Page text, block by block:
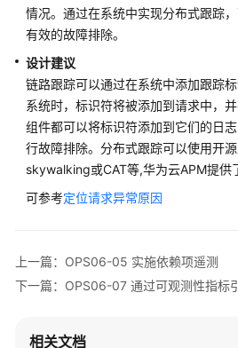
卓
架
构
技
术
框
架
介
性
支
安
情况。通过在系统中实现分布式跟踪
有效的故障排除。
设计建议
链路跟踪可以通过在系统中添加跟踪
系统时，标识符将被添加到请求中，
组件都可以将标识符添加到它们的日
行故障排除。分布式跟踪可以使用开
skywalking或CAT等,华为云APM提供
可参考定位请求异常原因
上一篇：OPS06-05 实施依赖项遥测
下一篇：OPS06-07 通过可观测性指标
相关文档